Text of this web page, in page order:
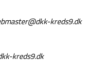
kreds9.dk
kreds9.dk